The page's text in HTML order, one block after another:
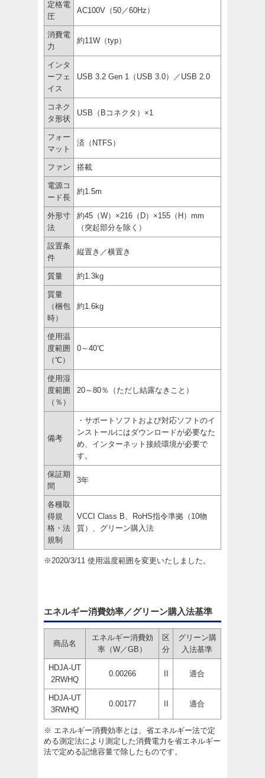
定格電
圧
AC100V（50／60Hz）
消費電
力
約11W（typ）
インタ
ーフェ
イス
USB 3.2 Gen 1（USB 3.0）／USB 2.0
コネク
タ形状
USB（Bコネクタ）×1
フォー
マット
済（NTFS）
ファン 搭載
電源コ
ード長
約1.5m
外形寸
法
約45（W）×216（D）×155（H）mm
（突起部分を除く）
設置条
件
縦置き／横置き
質量 約1.3kg
質量
（梱包
時）
約1.6kg
使用温
度範囲
（℃）
0～40℃
使用湿
度範囲
（％）
20～80％（ただし結露なきこと）
備考
・サポートソフトおよび対応ソフトのイ
ンストールにはダウンロードが必要なた
め、インターネット接続環境が必要で
す。
保証期
間
3年
各種取
得規
格・法
規制
VCCI Class B、RoHS指令準拠（10物
質）、グリーン購入法
※2020/3/11 使用温度範囲を変更いたしました。
エネルギー消費効率／グリーン購入法基準
商品名
エネルギー消費効
率（W／GB）
区
分
グリーン購
入法基準
HDJA-UT
2RWHQ
0.00266 適合
HDJA-UT
3RWHQ
0.00177 適合
※ エネルギー消費効率とは、省エネルギー法で定
める測定法により測定した消費電力を省エネルギー
法で定める記憶容量で除したものです。